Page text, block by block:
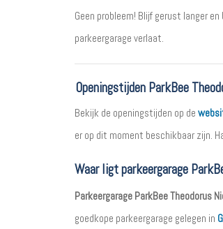
Geen probleem! Blijf gerust langer
parkeergarage verlaat.
Openingstijden ParkBee
Bekijk de openingstijden op de
er op dit moment beschikbaar zijn.
Waar ligt parkeergarage
Parkeergarage ParkBee Theodorus
goedkope parkeergarage gelegen in